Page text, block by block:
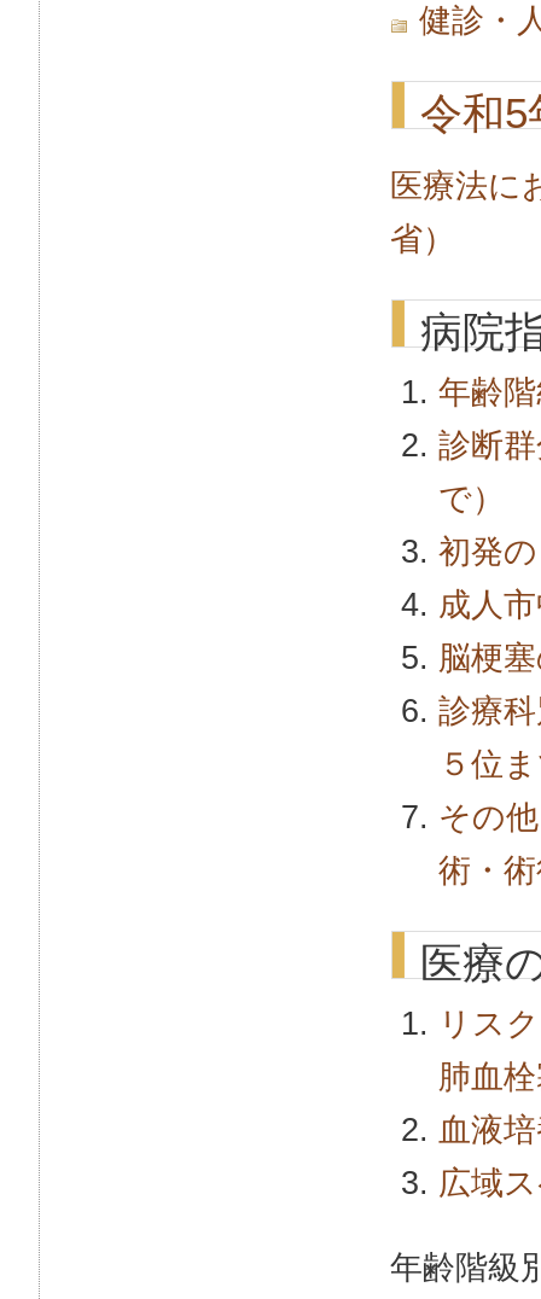
健診・
令和5
医療法に
省）
病院
年齢
診断
で）
初発
成人
脳梗
診療
５位
その
術・
医療
リス
肺血
血液
広域
年齢階級